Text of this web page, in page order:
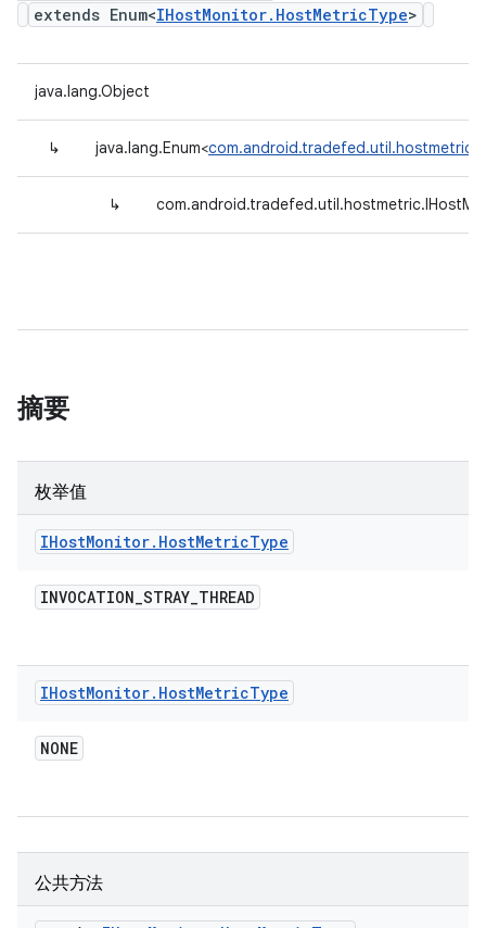
extends Enum<IHostMonitor.HostMetricType>
java.lang.Object
↳ java.lang.Enum<
↳
摘要
枚举值
IHostMonitor. HostMetricType
INVOCATION_STRAY_THREAD
IHostMonitor. HostMetricType
NONE
公共方法